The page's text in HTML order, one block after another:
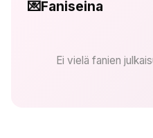
💌Faniseina
Ei vielä fanien